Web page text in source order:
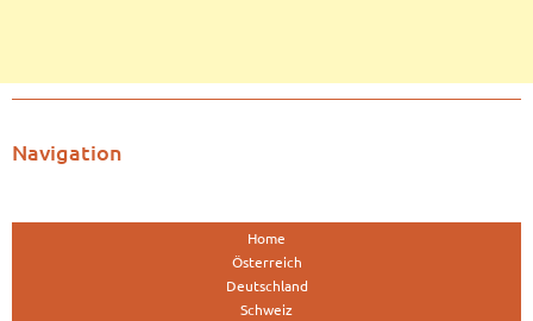
Navigation
Home
Österreich
Deutschland
Schweiz